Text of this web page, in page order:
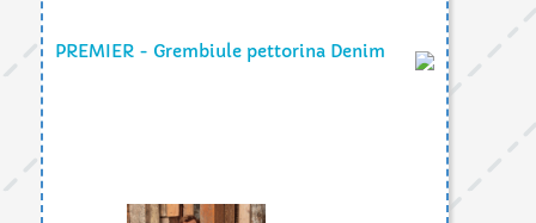
PREMIER - Grembiule pettorina Denim